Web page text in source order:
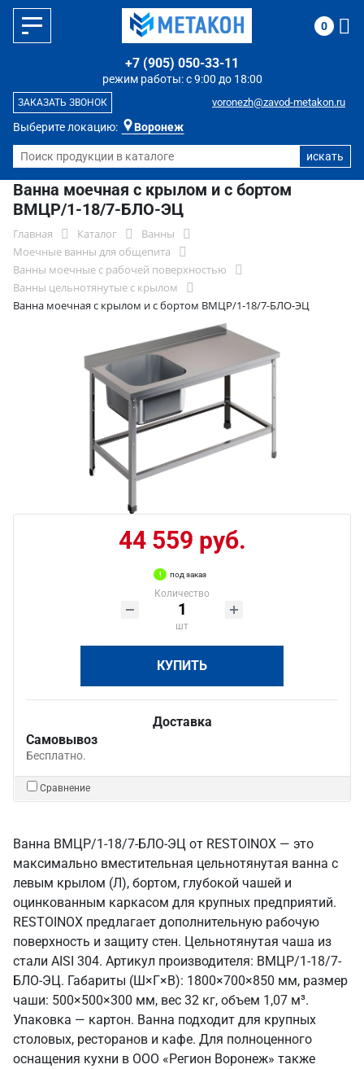
Выберите локацию: Воронеж
режим работы: с 9:00 до 18:00
+7 (905) 050-33-11
voronezh@zavod-metakon.ru
ЗАКАЗАТЬ ЗВОНОК
0
Ванна моечная с крылом и с бортом
ВМЦР/1-18/7-БЛО-ЭЦ
Главная Каталог
Ванны
Моечные ванны для общепита
Ванны моечные с рабочей поверхностью
Ванны цельнотянутые с крылом
Ванна моечная с крылом и с бортом ВМЦР/1-18/7-БЛО-ЭЦ
44 559 руб.
под заказ
Количество
шт
КУПИТЬ
Доставка
Самовывоз
Бесплатно.
Сравнение
Ванна ВМЦР/1-18/7-БЛО-ЭЦ от RESTOINOX — это
максимально вместительная цельнотянутая ванна с
левым крылом (Л), бортом, глубокой чашей и
оцинкованным каркасом для крупных предприятий.
RESTOINOX предлагает дополнительную рабочую
поверхность и защиту стен. Цельнотянутая чаша из
стали AISI 304. Артикул производителя: ВМЦР/1-18/7-
БЛО-ЭЦ. Габариты (Ш×Г×В): 1800×700×850 мм, размер
чаши: 500×500×300 мм, вес 32 кг, объем 1,07 м³.
Упаковка — картон. Ванна подходит для крупных
столовых, ресторанов и кафе. Для полноценного
оснащения кухни в ООО «Регион Воронеж» также